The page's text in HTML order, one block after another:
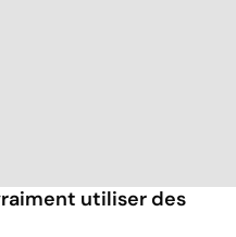
utiliser des